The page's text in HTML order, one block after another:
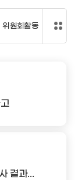
결과...
위원회활동